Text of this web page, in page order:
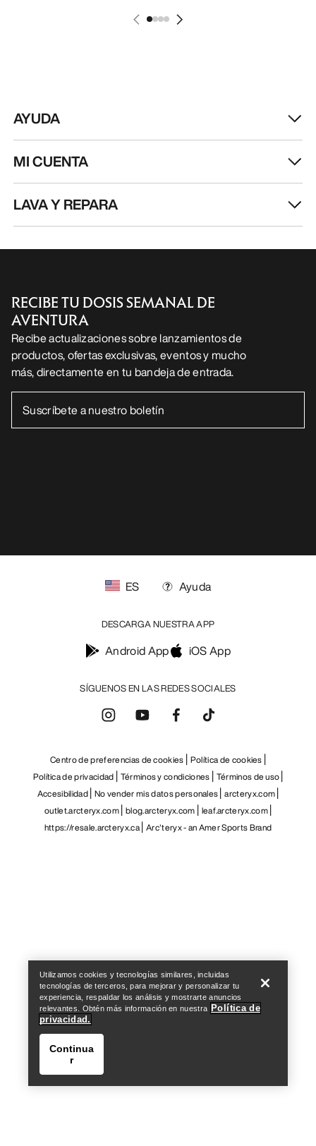
Help
AYUDA
MI CUENTA
LAVA Y REPARA
RECIBE TU DOSIS SEMANAL DE
AVENTURA
Recibe actualizaciones sobre lanzamientos de
productos, ofertas exclusivas, eventos y mucho
más, directamente en tu bandeja de entrada.
SÍGUENOS EN LAS REDES SOCIALES
ES Ayuda
DESCARGA NUESTRA APP
Android App iOS App
Centro de preferencias de cookies Política de cookies
Política de privacidad Términos y condiciones Términos de uso
Accesibilidad No vender mis datos personales arcteryx.com
outlet.arcteryx.com blog.arcteryx.com leaf.arcteryx.com
https://resale.arcteryx.ca Arc'teryx - an Amer Sports Brand
Utilizamos cookies y tecnologías similares, incluidas
tecnologías de terceros, para mejorar y personalizar tu
experiencia, respaldar los análisis y mostrarte anuncios
relevantes. Obtén más información en nuestra Política de
privacidad.
Continua
r